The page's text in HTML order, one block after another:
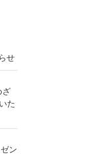
せ
ざ
た
ン